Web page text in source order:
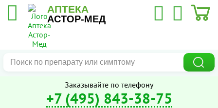
АПТЕКА
АСТОР-МЕД
Заказывайте по телефону
+7 (495) 843-38-75